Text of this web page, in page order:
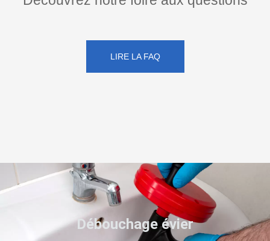
LIRE LA FAQ
Débouchage évier